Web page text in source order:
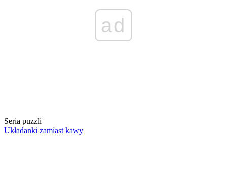
ad
Seria puzzli
Układanki zamiast kawy